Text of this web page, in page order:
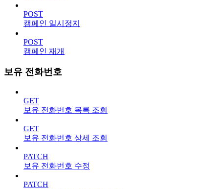
POST
캠페인 일시정지
POST
캠페인 재개
보유 전화번호
GET
보유 전화번호 목록 조회
GET
보유 전화번호 상세 조회
PATCH
보유 전화번호 수정
PATCH